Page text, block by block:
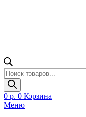
Поиск
товаров
0 р. 0 Корзина
Меню